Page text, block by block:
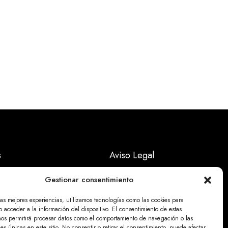
Gestionar consentimiento
mejores experiencias, utilizamos tecnologías como las cookies para
acceder a la información del dispositivo. El consentimiento de estas
permitirá procesar datos como el comportamiento de navegación o las
Aviso Legal
Políticas Privacidad
Politicas Cookies